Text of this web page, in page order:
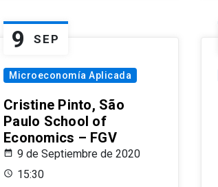
9 SEP
Microeconomía Aplicada
Cristine Pinto, São
Paulo School of
Economics – FGV
9 de Septiembre de 2020
15:30